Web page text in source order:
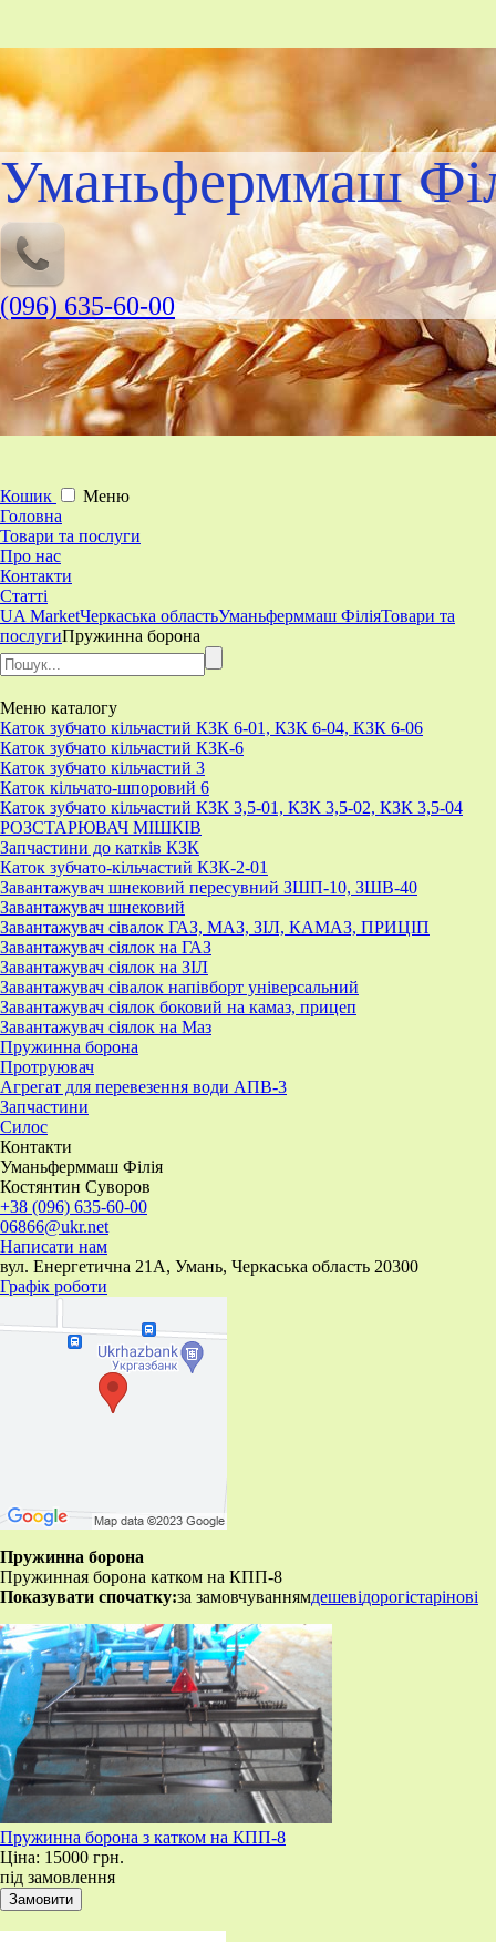
Уманьферммаш
(096) 635-60-00
Кошик
Меню
Головна
Товари та послуги
Про нас
Контакти
Статті
UA MarketЧеркаська областьУманьферммаш ФіліяТовари та
послугиПружинна борона
Меню каталогу
Каток зубчато кільчастий КЗК 6-01, КЗК 6-04, КЗК 6-06
Каток зубчато кільчастий КЗК-6
Каток зубчато кільчастий 3
Каток кільчато-шпоровий 6
Каток зубчато кільчастий КЗК 3,5-01, КЗК 3,5-02, КЗК 3,5-04
РОЗСТАРЮВАЧ МІШКІВ
Запчастини до катків КЗК
Каток зубчато-кільчастий КЗК-2-01
Завантажувач шнековий пересувний ЗШП-10, ЗШВ-40
Завантажувач шнековий
Завантажувач сівалок ГАЗ, МАЗ, ЗІЛ, КАМАЗ, ПРИЦІП
Завантажувач сіялок на ГАЗ
Завантажувач сіялок на ЗІЛ
Завантажувач сівалок напівборт універсальний
Завантажувач сіялок боковий на камаз, прицеп
Завантажувач сіялок на Маз
Пружинна борона
Протруювач
Агрегат для перевезення води АПВ-3
Запчастини
Силос
Контакти
Уманьферммаш Філія
Костянтин Суворов
+38 (096) 635-60-00
06866@ukr.net
Написати нам
вул. Енергетична 21А, Умань, Черкаська область 20300
Графік роботи
Пружинна борона
Пружинная борона катком на КПП-8
Показувати спочатку:за замовчуваннямдешевідорогістарінові
Пружинна борона з катком на КПП-8
Ціна: 15000 грн.
під замовлення